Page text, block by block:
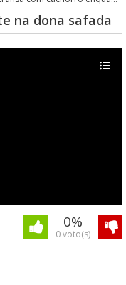
na dona safada
0%
0 voto(s)